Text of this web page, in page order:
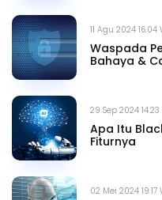
11 Agu 2024 16.04
Waspada
Bahaya &
29 Sep 2024 14.23
Apa Itu
Fiturnya
02 Mei 2024 19.17